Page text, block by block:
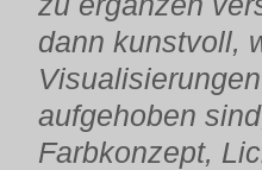
dann kunstvoll,
aufgehoben
Farbkonzept,